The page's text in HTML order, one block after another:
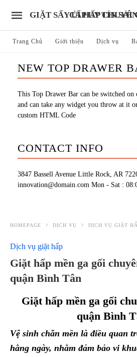
GIẶT SẤY ỦI HẤP CHUYÊN NGHIỆP CAO CẤP
Trang Chủ Giới thiệu Dịch vụ
NEW TOP DRAWER
This Top Drawer Bar can be switched
and can take any widget you throw at it
custom HTML Code
CONTACT INFO
3847 Bassell Avenue Little Rock, AR
innovation@domain.com Mon - Sat :
HOMEPAGE DỊCH VỤ DỊCH VỤ GIẶT
Dịch vụ giặt hấp
Giặt hấp mền ga gối
quận Bình Tân
Giặt hấp mền ga gối
quận Bình
Vệ sinh chăn mền là điều quan
hằng ngày, nhằm đảm bảo vi